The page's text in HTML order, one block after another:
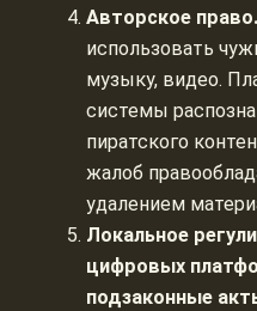
Авторское право.
использовать
музыку, видео.
системы
пиратского
жалоб
удалением
Локальное
цифровых
подзаконные